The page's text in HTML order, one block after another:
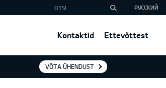
Kontaktid Ettevõttest
РУССКИЙ
VÕTA ÜHENDUST